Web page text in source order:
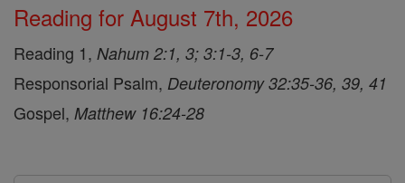
Reading for August 7th, 2026
Reading 1, Nahum 2:1, 3; 3:1-3, 6-7
Responsorial Psalm, Deuteronomy 32:35-36, 39, 41
Gospel, Matthew 16:24-28